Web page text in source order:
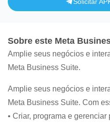
Sobre este Meta
Amplie seus negócios e
Meta Business Suite.
Amplie seus negócios e
Meta Business Suite. Com
• Criar, programa e